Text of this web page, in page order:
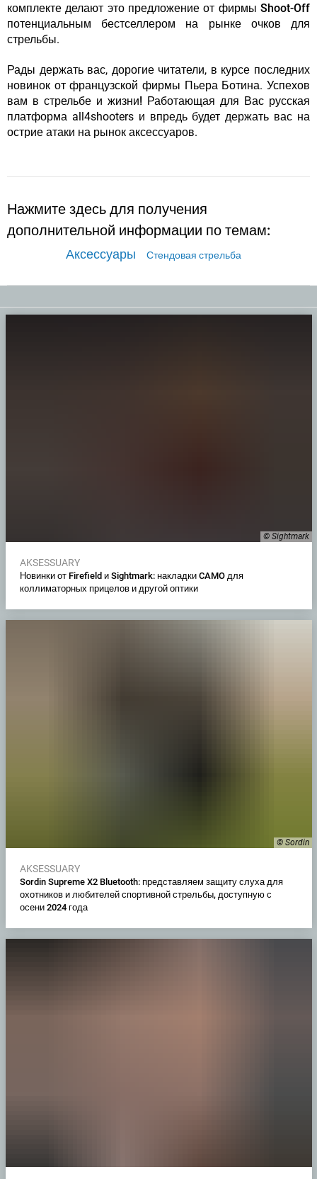
комплекте делают это предложение от фирмы Shoot-Off
потенциальным бестселлером на рынке очков для
стрельбы.
Рады держать вас, дорогие читатели, в курсе последних
новинок от французской фирмы Пьера Ботина. Успехов
вам в стрельбе и жизни! Работающая для Вас русская
платформа all4shooters и впредь будет держать вас на
острие атаки на рынок аксессуаров.
Нажмите здесь для получения
дополнительной информации по темам:
Аксессуары Стендовая стрельба
© Sightmark
AKSESSUARY
Новинки от Firefield и Sightmark: накладки CAMO для
коллиматорных прицелов и другой оптики
© Sordin
AKSESSUARY
Sordin Supreme X2 Bluetooth: представляем защиту слуха для
охотников и любителей спортивной стрельбы, доступную с
осени 2024 года